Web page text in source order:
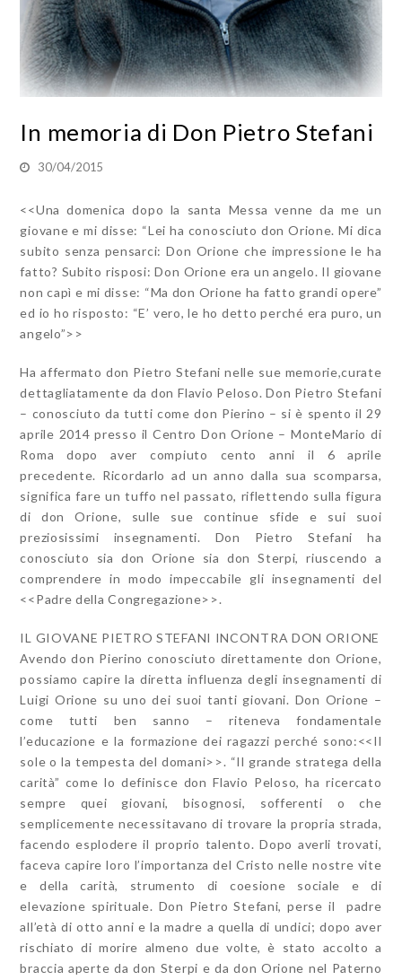
In memoria di Don Pietro Stefani
30/04/2015
<<Una domenica dopo la santa Messa venne da me un
giovane e mi disse: “Lei ha conosciuto don Orione. Mi dica
subito senza pensarci: Don Orione che impressione le ha
fatto? Subito risposi: Don Orione era un angelo. Il giovane
non capì e mi disse: “Ma don Orione ha fatto grandi opere”
ed io ho risposto: “E’ vero, le ho detto perché era puro, un
angelo”>>
Ha affermato don Pietro Stefani nelle sue memorie,curate
dettagliatamente da don Flavio Peloso. Don Pietro Stefani
– conosciuto da tutti come don Pierino – si è spento il 29
aprile 2014 presso il Centro Don Orione – MonteMario di
Roma dopo aver compiuto cento anni il 6 aprile
precedente. Ricordarlo ad un anno dalla sua scomparsa,
significa fare un tuffo nel passato, riflettendo sulla figura
di don Orione, sulle sue continue sfide e sui suoi
preziosissimi insegnamenti. Don Pietro Stefani ha
conosciuto sia don Orione sia don Sterpi, riuscendo a
comprendere in modo impeccabile gli insegnamenti del
<<Padre della Congregazione>>.
IL GIOVANE PIETRO STEFANI INCONTRA DON ORIONE
Avendo don Pierino conosciuto direttamente don Orione,
possiamo capire la diretta influenza degli insegnamenti di
Luigi Orione su uno dei suoi tanti giovani. Don Orione –
come tutti ben sanno – riteneva fondamentale
l’educazione e la formazione dei ragazzi perché sono:<<Il
sole o la tempesta del domani>>. “Il grande stratega della
carità” come lo definisce don Flavio Peloso, ha ricercato
sempre quei giovani, bisognosi, sofferenti o che
semplicemente necessitavano di trovare la propria strada,
facendo esplodere il proprio talento. Dopo averli trovati,
faceva capire loro l’importanza del Cristo nelle nostre vite
e della carità, strumento di coesione sociale e di
elevazione spirituale. Don Pietro Stefani, perse il padre
all’età di otto anni e la madre a quella di undici; dopo aver
rischiato di morire almeno due volte, è stato accolto a
braccia aperte da don Sterpi e da don Orione nel Paterno